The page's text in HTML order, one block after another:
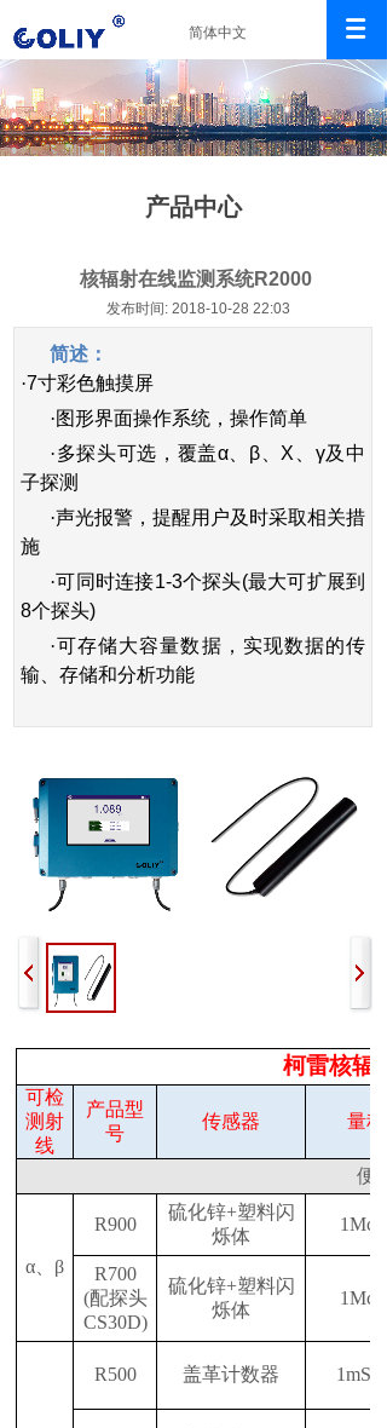
简体中文
产品中心
核辐射在线监测系统R2000​
发布时间: 2018-10-28 22:03
简述：
·7寸彩色触摸屏
·图形界面操作系统，操作简单
·多探头可选，覆盖α、 β X γ及中
子探测
·声光报警，提醒用户及时采取相关措
施
·可同时连接1-3个探头(最大可扩展到
8个探头)
·可存储大容量数据，实现数据的传
输、存储和分析功能
柯雷核辐射
可检
测射
线
产品型
号
传感器 量程
便
α、β
R900
硫化锌+塑料闪
烁体
1Mcps
R700
(配探头
CS30D)
硫化锌+塑料闪
烁体
1Mcps
R500 盖革计数器 1mSv/h